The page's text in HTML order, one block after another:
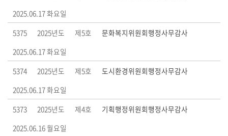
발
언
2025.06.17 화요일
5375
2025년도 제5호
문화복지위원회행정사무감사
2025.06.17 화요일
5374
2025년도 제5호
도시환경위원회행정사무감사
2025.06.17 화요일
5373
2025년도 제4호
기획행정위원회행정사무감사
2025.06.16 월요일